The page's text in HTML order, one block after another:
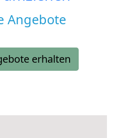
Angebote
erhalten